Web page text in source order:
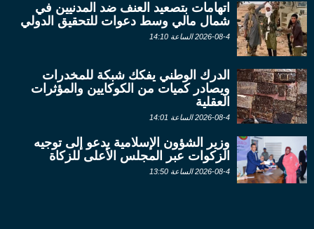
اتهامات بتصعيد العنف ضد المدنيين في
شمال مالي وسط دعوات للتحقيق الدولي
2026-08-4 الساعة 14:10
الدرك الوطني يفكك شبكة للمخدرات
ويصادر كميات من الكوكايين والمؤثرات
العقلية
2026-08-4 الساعة 14:01
وزير الشؤون الإسلامية يدعو إلى توجيه
الزكوات عبر المجلس الأعلى للزكاة
2026-08-4 الساعة 13:50